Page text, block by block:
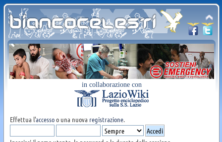
in collaborazione con
Effettua l'accessoo una nuova registrazione.